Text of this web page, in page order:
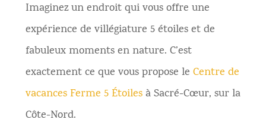
Imaginez un endroit qui vous offre une
expérience de villégiature 5 étoiles et de
fabuleux moments en nature. C’est
exactement ce que vous propose le Centre de
vacances Ferme 5 Étoilesà Sacré-Cœur, sur la
Côte-Nord.